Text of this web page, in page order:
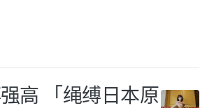
高 「绳缚日本原